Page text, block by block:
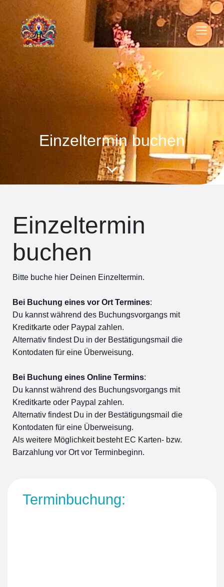
Einzeltermin buchen
Einzeltermin
buchen
Bitte buche hier Deinen Einzeltermin.
Bei Buchung eines vor Ort Termines:
Du kannst während des Buchungsvorgangs mit
Kreditkarte oder Paypal zahlen.
Alternativ findest Du in der Bestätigungsmail die
Kontodaten für eine Überweisung.
Bei Buchung eines Online Termins:
Du kannst während des Buchungsvorgangs mit
Kreditkarte oder Paypal zahlen.
Alternativ findest Du in der Bestätigungsmail die
Kontodaten für eine Überweisung.
Als weitere Möglichkeit besteht EC Karten- bzw.
Barzahlung vor Ort vor Terminbeginn.
Terminbuchung: